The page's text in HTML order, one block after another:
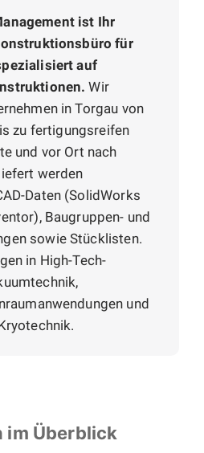
ist Ihr
für
auf
Wir
in Torgau von
zu fertigungsreifen
und vor Ort nach
werden
Daten (SolidWorks
Baugruppen- und
sowie Stücklisten.
in High-Tech-
und
im Überblick